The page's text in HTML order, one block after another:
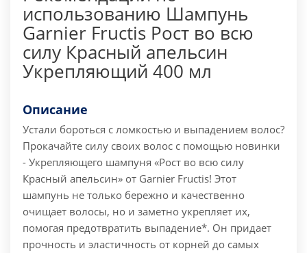
использованию Шампунь
Garnier Fructis Рост во всю
силу Красный апельсин
Укрепляющий 400 мл
Описание
Устали бороться с ломкостью и выпадением волос?
Прокачайте силу своих волос с помощью новинки
- Укрепляющего шампуня «Рост во всю силу
Красный апельсин» от Garnier Fructis! Этот
шампунь не только бережно и качественно
очищает волосы, но и заметно укрепляет их,
помогая предотвратить выпадение*. Он придает
прочность и эластичность от корней до самых